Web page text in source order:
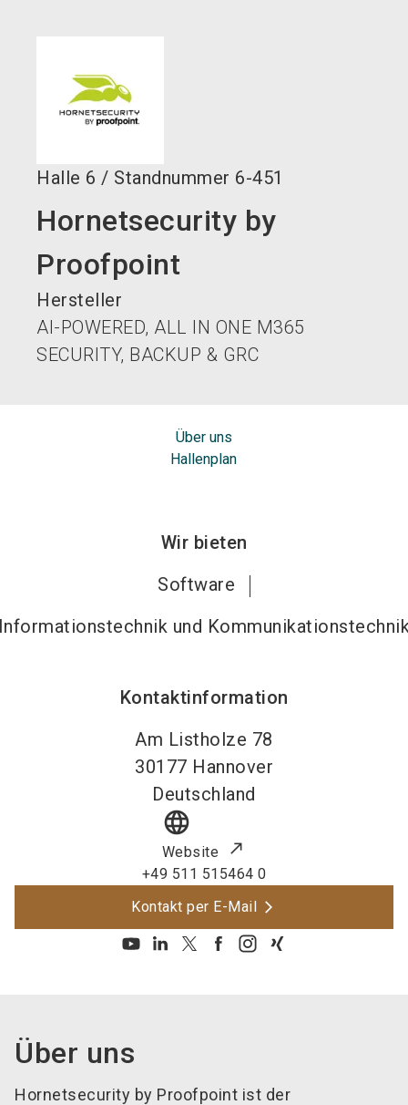
Halle 6 / Standnummer 6-451
Hornetsecurity by
Proofpoint
Hersteller
AI-POWERED, ALL IN ONE M365
SECURITY, BACKUP & GRC
Über uns
Hallenplan
Wir bieten
Software
und
Kontaktinformation
Am Listholze 78
30177 Hannover
Deutschland
language
Website
+49 511 515464 0
Kontakt per E-Mail
Über uns
Hornetsecurity by Proofpoint ist der